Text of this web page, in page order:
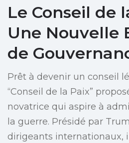
Le Conseil de
Une Nouvelle
de
Prêt à devenir un conseil
“Conseil de la Paix”
novatrice qui aspire à
la guerre. Présidé par
dirigeants internationaux,